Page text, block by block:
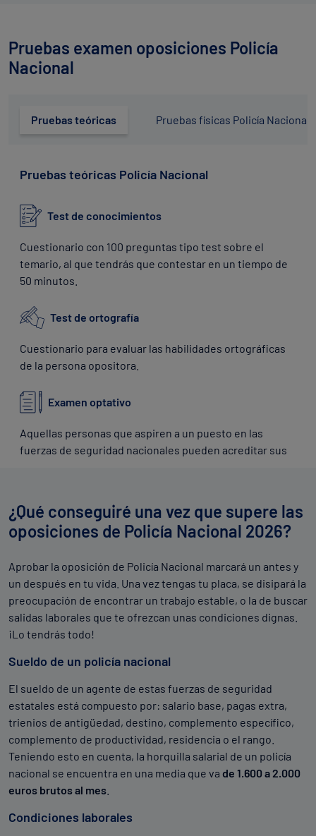
Pruebas examen oposiciones Policía
Nacional
Pruebas teóricas Pruebas físicas Policía Nacional
Pruebas teóricas Policía Nacional
Test de conocimientos
Cuestionario con 100 preguntas tipo test sobre el
temario, al que tendrás que contestar en un tiempo de
50 minutos.
Test de ortografía
Cuestionario para evaluar las habilidades ortográficas
de la persona opositora.
Examen optativo
Aquellas personas que aspiren a un puesto en las
fuerzas de seguridad nacionales pueden acreditar sus
¿Qué conseguiré una vez que supere las
oposiciones de Policía Nacional 2026?
Aprobar la oposición de Policía Nacional marcará un antes y
un después en tu vida. Una vez tengas tu placa, se disipará la
preocupación de encontrar un trabajo estable, o la de buscar
salidas laborales que te ofrezcan unas condiciones dignas.
¡Lo tendrás todo!
Sueldo de un policía nacional
El sueldo de un agente de estas fuerzas de seguridad
estatales está compuesto por: salario base, pagas extra,
trienios de antigüedad, destino, complemento específico,
complemento de productividad, residencia o el rango.
Teniendo esto en cuenta, la horquilla salarial de un policía
nacional se encuentra en una media que va de 1.600 a 2.000
euros brutos al mes
Condiciones laborales